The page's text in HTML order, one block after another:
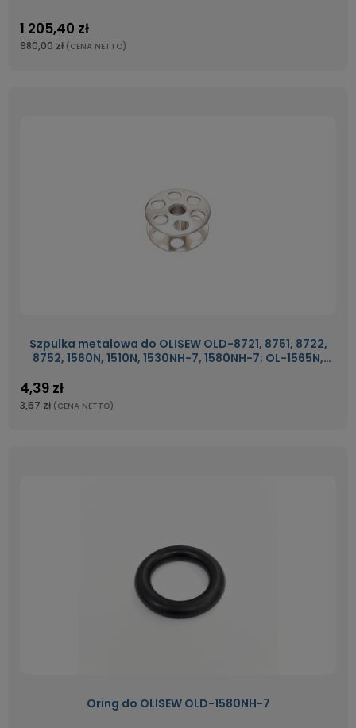
1 205,40 zł
980,00 zł (CENA NETTO)
Szpulka metalowa do OLISEW OLD-8721, 8751, 8722,
8752, 1560N, 1510N, 1530NH-7, 1580NH-7; OL-1565N,
4,39 zł
3,57 zł (CENA NETTO)
Oring do OLISEW OLD-1580NH-7